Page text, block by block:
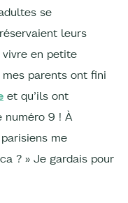
se
leurs
vivre en petite
parents ont fini
et qu’ils ont
numéro 9 ! À
me
? » Je gardais pour